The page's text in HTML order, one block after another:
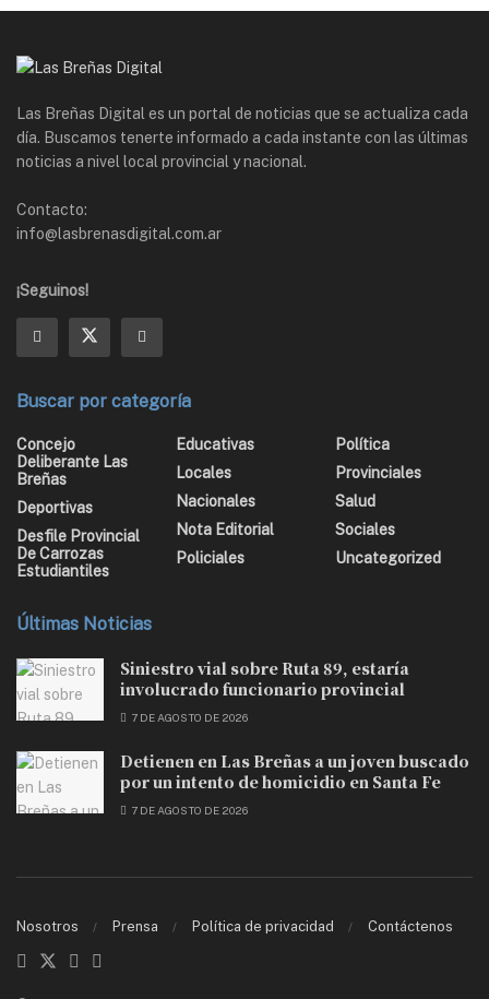
Las Breñas Digital es un portal de noticias que se actualiza cada
día. Buscamos tenerte informado a cada instante con las últimas
noticias a nivel local provincial y nacional.
Contacto:
info@lasbrenasdigital.com.ar
¡Seguinos!
Buscar por categoría
Concejo
Deliberante Las
Breñas
Deportivas
Desfile Provincial
De Carrozas
Estudiantiles
Educativas
Locales
Nacionales
Nota Editorial
Policiales
Política
Provinciales
Salud
Sociales
Uncategorized
Últimas Noticias
Siniestro vial sobre Ruta 89, estaría
involucrado funcionario provincial
7 DE AGOSTO DE 2026
Detienen en Las Breñas a un joven buscado
por un intento de homicidio en Santa Fe
7 DE AGOSTO DE 2026
Nosotros Prensa Política de privacidad Contáctenos